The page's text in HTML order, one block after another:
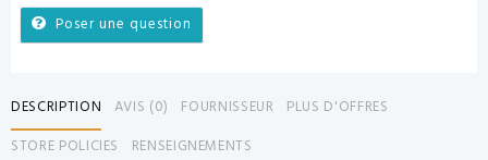
Poser une question
DESCRIPTION AVIS (0) FOURNISSEUR
PLUS D'OFFRES
STORE POLICIES
RENSEIGNEMENTS